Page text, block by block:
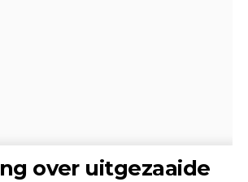
over uitgezaaide